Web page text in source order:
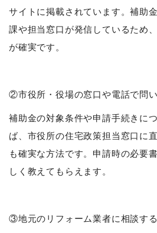
サイトに掲載されています。補助
課や担当窓口が発信しているため
が確実です。
②市役所・役場の窓口や電話で問
補助金の対象条件や申請手続きに
ば、市役所の住宅政策担当窓口に
も確実な方法です。申請時の必要
しく教えてもらえます。
③地元のリフォーム業者に相談する